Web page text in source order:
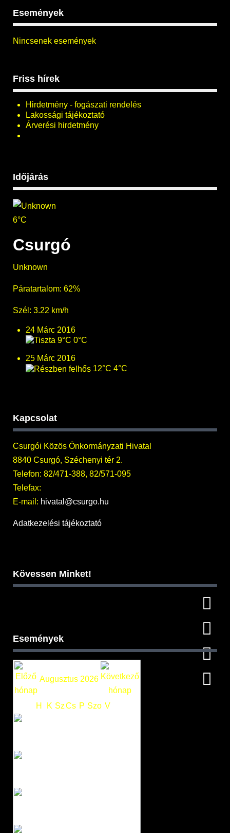
Események
Nincsenek események
Friss hírek
Hirdetmény - fogászati rendelés
Lakossági tájékoztató
Árverési hirdetmény
Időjárás
6°C
Csurgó
Unknown
Páratartalom: 62%
Szél: 3.22 km/h
24 Márc 2016
9°C 0°C
25 Márc 2016
12°C 4°C
Kapcsolat
Csurgói Közös Önkormányzati Hivatal
8840 Csurgó, Széchenyi tér 2.
Telefon: 82/471-388, 82/571-095
Telefax:
E-mail: hivatal@csurgo.hu
Adatkezelési tájékoztató
Kövessen Minket!
Események
Augusztus 2026
H K SzCs P Szo V